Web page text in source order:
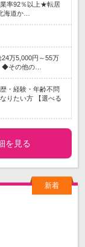
業率92％以上★転居
海道か…
万5,000円～55万
◆その他の…
・経験・年齢不問
りたい方 【選べる
を見る